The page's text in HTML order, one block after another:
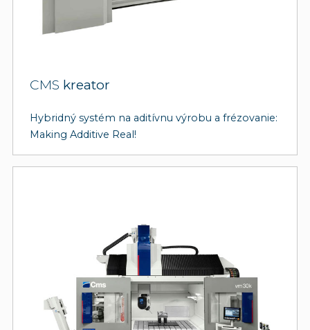
CMS kreator
Hybridný systém na aditívnu výrobu a frézovanie:
Making Additive Real!